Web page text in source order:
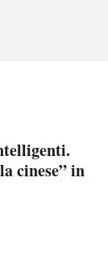
cinese” in